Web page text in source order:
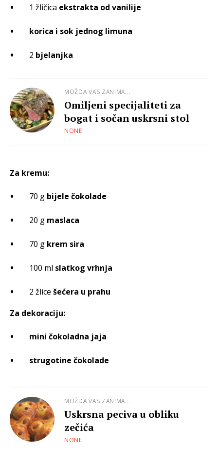
1 žličica ekstrakta od vanilije
korica i sok jednog limuna
2 bjelanjka
MOŽDA VAS ZANIMA...
Omiljeni specijaliteti za
bogat i sočan uskrsni stol
NONE
Za kremu:
70 g bijele čokolade
20 g maslaca
70 g krem sira
100 ml slatkog vrhnja
2 žlice šećera u prahu
Za dekoraciju:
mini čokoladna jaja
strugotine čokolade
MOŽDA VAS ZANIMA...
Uskrsna peciva u obliku
zečića
NONE